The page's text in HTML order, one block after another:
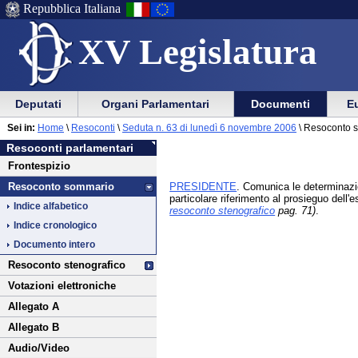
XV Legislatura
Menu
di
ausilio
alla
navigazione
Vai
Menu
di
navigazione
principale
Repubblica Italiana
Menu
di
navigazione
principale
Vai
menu
di
sezione
Deputati Organi Parlamentari Documenti
Vai
al
contenuto
Resoconti parlamentari
Frontespizio
Resoconto sommario
Indice alfabetico
Indice cronologico
Documento intero
Resoconto stenografico
Votazioni elettroniche
Allegato A
Allegato B
Audio/Video
Sei in: Home \ Resoconti \ Seduta n. 63 di lunedì 6 novembre 2006 \ Resoconto
PRESIDENTE . Comunica le
particolare riferimento al prosieguo
resoconto stenografico pag. 71)